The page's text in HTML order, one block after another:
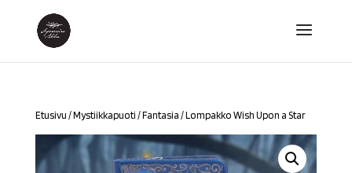
Etusivu /Mystiikkapuoti /Fantasia / Lompakko Wish Upon a Star